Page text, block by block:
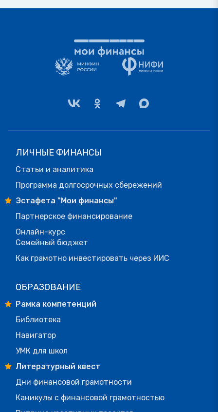
ЛИЧНЫЕ ФИНАНСЫ
Статьи и аналитика
Программа долгосрочных сбережений
Эстафета "Мои финансы"
Партнерское финансирование
Онлайн-курс
Семейный бюджет
Как грамотно инвестировать через ИИС
ОБРАЗОВАНИЕ
Рамка компетенций
Библиотека
Навигатор
УМК для школ
Литературный квест
Дни финансовой грамотности
Каникулы с финансовой грамотностью